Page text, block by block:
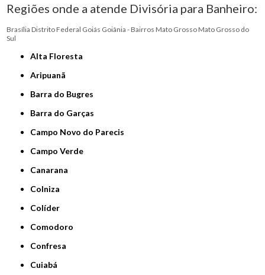
Regiões onde a atende Divisória para Banheiro:
Brasília Distrito Federal Goiás Goiânia - Bairros Mato Grosso Mato Grosso do
Sul
Alta Floresta
Aripuanã
Barra do Bugres
Barra do Garças
Campo Novo do Parecis
Campo Verde
Canarana
Colniza
Colíder
Comodoro
Confresa
Cuiabá